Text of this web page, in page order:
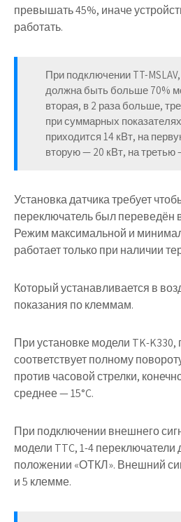
превышать 45%, иначе
работать.
При подключении TT-
должна быть больше 70%
вторая, в 2 раза больше,
при суммарных
приходится 14 кВт, на
вторую — 20 кВт, на третью
Установка датчика требует
переключатель был переведён
Режим максимальной и
работает толькопри наличии
Который устанавливается в
показания по клеммам.
При установке модели TK-K330,
соответствует полному
против часовой стрелки,
среднее — 15°C.
При подключении внешнего
модели TTC, 1-4 переключатели
положении «ОТКЛ». Внешний
и 5 клемме.